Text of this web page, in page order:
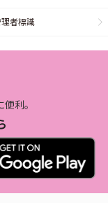
者標識
利。